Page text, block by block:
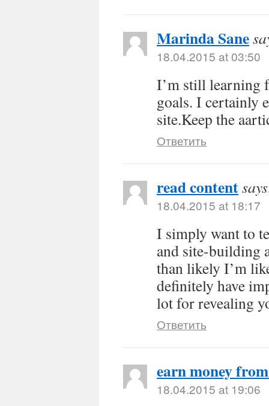
Marinda Sane
18.04.2015 at 03:50
I’m still learning
goals. I certainly
site.Keep the
Ответить
read content
18.04.2015 at 18:17
I simply want to
and site-building
than likely I’m
definitely have
lot for revealing
Ответить
earn money
18.04.2015 at 19:06